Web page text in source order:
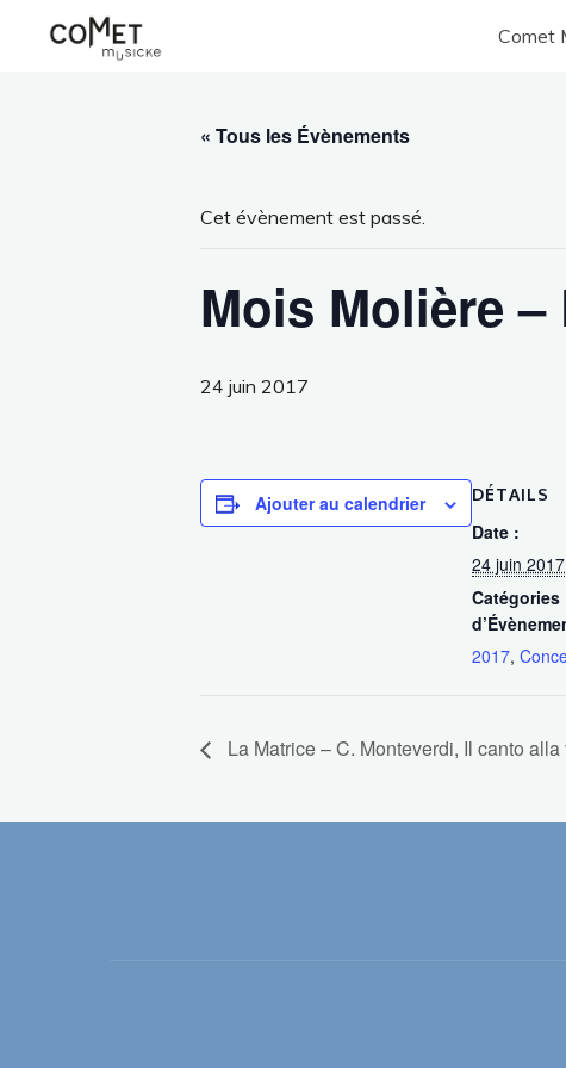
Comet
« Tous les Évènements
Cet évènement est passé.
Mois Molière
24 juin 2017
Ajouter au calendrier DÉTAILS
Date :
24 juin 2017
Catégories
2017,
La Matrice – C. Monteverdi, Il canto